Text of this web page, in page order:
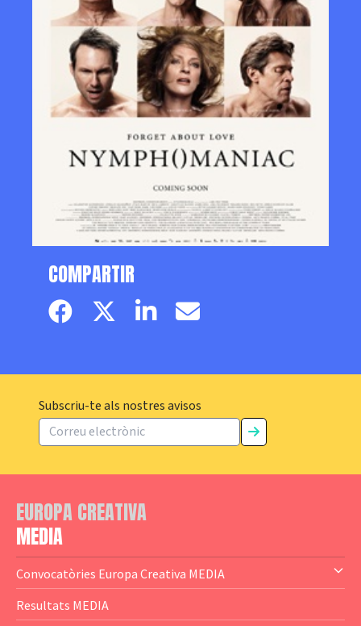
COMPARTIR
Facebook pageTwitter page
LinkedinEmail
Subscriu-te als nostres avisos
EUROPA CREATIVA
MEDIA
Convocatòries Europa Creativa MEDIA
— Content Cluster
Resultats MEDIA